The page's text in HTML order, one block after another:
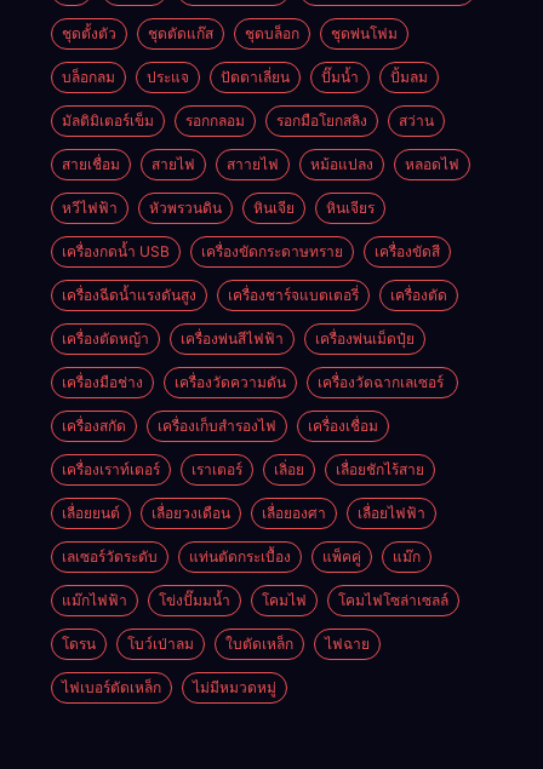
ชุดตั้งตัว ชุดตัดแก๊ส ชุดบล็อก ชุดพ่นโฟม
บล็อกลม ประแจ ปัตตาเลี่ยน ปั๊มน้ำ ปั้มลม
มัลติมิเตอร์เข็ม รอกกลอม รอกมือโยกสลิง สว่าน
สายเชื่อม สายไฟ สาายไฟ หม้อแปลง หลอดไฟ
หวีไฟฟ้า หัวพรวนดิน หินเจีย หินเจียร
เครื่องกดน้ำ USB เครื่องขัดกระดาษทราย เครื่องขัดสี
เครื่องฉีดน้ำแรงดันสูง เครื่องชาร์จแบตเตอรี่ เครื่องตัด
เครื่องตัดหญ้า เครื่องพ่นสีไฟฟ้า เครื่องพ่นเม็ดปุ๋ย
เครื่องมือช่าง เครื่องวัดความดัน เครื่องวัดฉากเลเซอร์
เครื่องสกัด เครื่องเก็บสํารองไฟ เครื่องเชื่อม
เครื่องเราท์เตอร์ เราเตอร์ เลิ่อย เลื่อยชักไร้สาย
เลื่อยยนต์ เลื่อยวงเดือน เลื่อยองศา เลื่อยไฟฟ้า
เลเซอร์วัดระดับ แท่นตัดกระเบื้อง แพ็คคู่ แม๊ก
แม๊กไฟฟ้า โข่งปั๊มมน้ำ โคมไฟ โคมไฟโซล่าเซลล์
โดรน โบว์เป่าลม ใบตัดเหล็ก ไฟฉาย
ไฟเบอร์ตัดเหล็ก ไม่มีหมวดหมู่